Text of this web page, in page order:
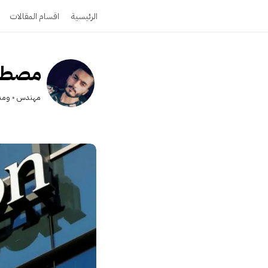
الرئيسية اقسام المقالات
مهندس ◦